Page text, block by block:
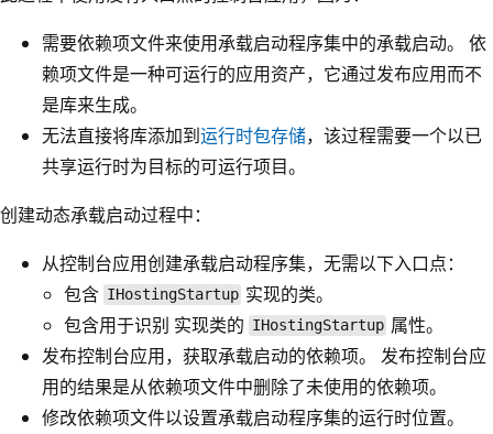
需要依赖项文件来使用承载启动程序集中的承载启动。 依
赖项文件是一种可运行的应用资产，它通过发布应用而不
是库来生成。
无法直接将库添加到运行时包存储，该过程需要一个以已
共享运行时为目标的可运行项目。
创建动态承载启动过程中：
从控制台应用创建承载启动程序集，无需以下入口点：
包含 IHostingStartup 实现的类。
包含用于识别 实现类的 IHostingStartup 属性。
发布控制台应用，获取承载启动的依赖项。 发布控制台应
用的结果是从依赖项文件中删除了未使用的依赖项。
修改依赖项文件以设置承载启动程序集的运行时位置。